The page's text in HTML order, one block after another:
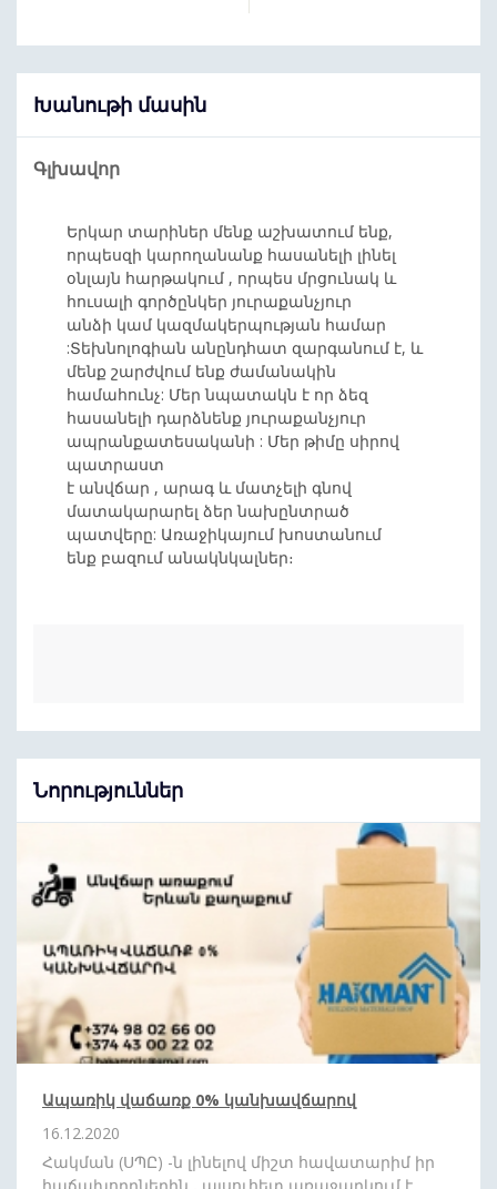
Խանութի մասին
Գլխավոր
Երկար տարիներ մենք աշխատում ենք,
որպեսզի կարողանանք հասանելի լինել
օնլայն հարթակում , որպես մրցունակ և
հուսալի գործընկեր յուրաքանչյուր
անձի կամ կազմակերպության համար
:Տեխնոլոգիան անընդհատ զարգանում է, և
մենք շարժվում ենք ժամանակին
համահունչ: Մեր նպատակն է որ ձեզ
հասանելի դարձնենք յուրաքանչյուր
ապրանքատեսականի : Մեր թիմը սիրով
պատրաստ
է անվճար , արագ և մատչելի գնով
մատակարարել ձեր նախընտրած
պատվերը: Առաջիկայում խոստանում
ենք բազում անակնկալներ։
Նորություններ
Ապառիկ վաճառք 0% կանխավճարով
16.12.2020
Հակման (ՍՊԸ) -ն լինելով միշտ հավատարիմ իր